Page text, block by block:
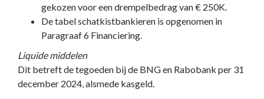
gekozen voor een drempelbedrag van € 250K.
De tabel schatkistbankieren is opgenomen in
Paragraaf 6 Financiering.
Liquide middelen
Dit betreft de tegoeden bij de BNG en Rabobank per 31
december 2024, alsmede kasgeld.